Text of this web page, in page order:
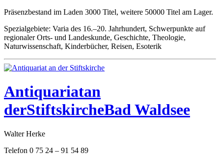
Präsenzbestand im Laden 3000 Titel, weitere 50000 Titel am Lager.
Spezialgebiete: Varia des 16.–20. Jahrhundert, Schwerpunkte auf
regionaler Orts- und Landeskunde, Geschichte, Theologie,
Naturwissenschaft, Kinderbücher, Reisen, Esoterik
Antiquariatan
derStiftskircheBad Waldsee
Walter Herke
Telefon 0 75 24 – 91 54 89